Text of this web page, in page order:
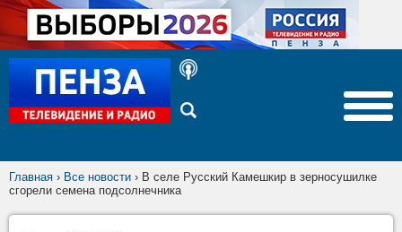
Главная › Все новости › В селе Русский Камешкир в зерносушилке
сгорели семена подсолнечника